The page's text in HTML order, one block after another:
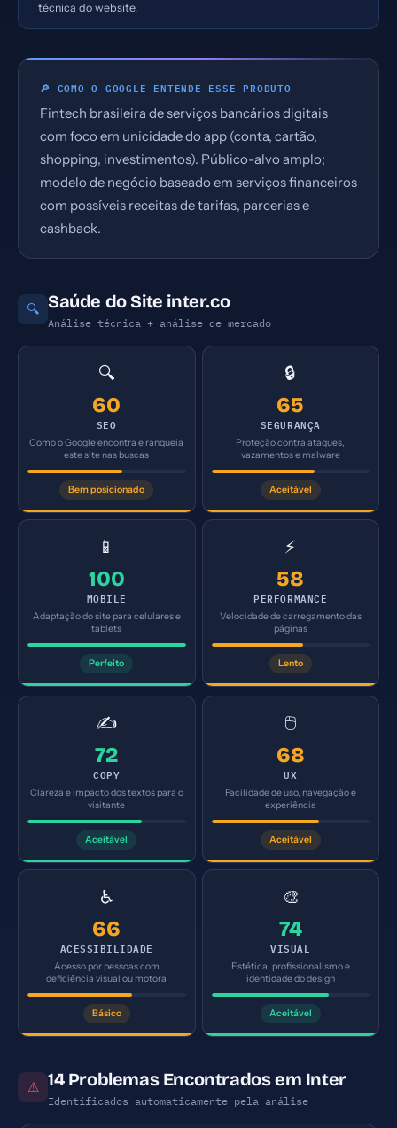
técnica do website.
🔎 COMO O GOOGLE ENTENDE ESSE PRODUTO
Fintech brasileira de serviços bancários digitais
com foco em unicidade do app (conta, cartão,
shopping, investimentos). Público-alvo amplo;
modelo de negócio baseado em serviços financeiros
com possíveis receitas de tarifas, parcerias e
cashback.
🔍 Saúde do Site inter.co
Análise técnica + análise de mercado
🔍
60
SEO
Como o Google encontra e ranqueia
este site nas buscas
Bem posicionado
🔒
65
SEGURANÇA
Proteção contra ataques,
vazamentos e malware
Aceitável
📱
100
MOBILE
Adaptação do site para celulares e
tablets
Perfeito
⚡
58
PERFORMANCE
Velocidade de carregamento das
páginas
Lento
✍️
72
COPY
Clareza e impacto dos textos para o
visitante
Aceitável
🖱️
68
UX
Facilidade de uso, navegação e
experiência
Aceitável
♿
66
ACESSIBILIDADE
Acesso por pessoas com
deficiência visual ou motora
Básico
🎨
74
VISUAL
Estética, profissionalismo e
identidade do design
Aceitável
⚠ 14 Problemas Encontrados em Inter
Identificados automaticamente pela análise